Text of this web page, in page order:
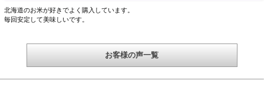
分け集荷・精算、出荷を図っています。 道内4地区（函館育ちふっくりんこ蔵
部、JAきたそらちぬくもり米生産組合、JAピンネふっくりんこ生産組合、JAたき
めの「ふっくりんこ産地サミット」を開催しています。サミットで締結された品
質基準をクリアしたお米には、品質へのこだわりの証として公認マークが付けら
決めました。道南以外にも産地は広がりましたが、「ふっくりんこ産地サミッ
北海道のお米が好きでよく購入しています。
毎回安定して美味しいです。
お客様の声一覧